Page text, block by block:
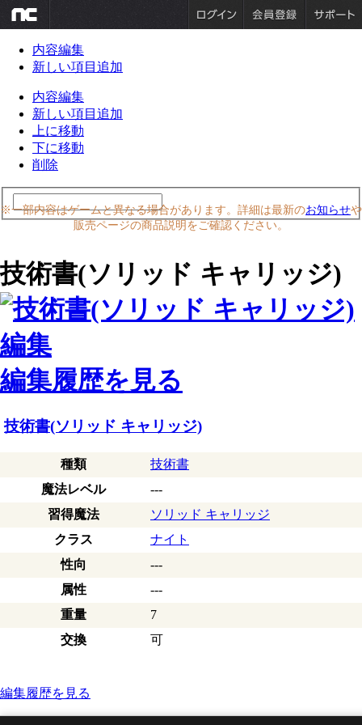
内容編集
新しい項目追加
内容編集
新しい項目追加
上に移動
下に移動
削除
※一部内容はゲームと異なる場合があります。詳細は最新のお知らせや
販売ページの商品説明をご確認ください。
技術書(ソリッド キャリッジ)
編集履歴を見る
技術書(ソリッド キャリッジ)
種類
技術書
魔法レベル
---
習得魔法
ソリッド キャリッジ
クラス
ナイト
性向
---
属性
---
重量
7
交換
可
編集履歴を見る